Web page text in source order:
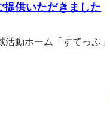
供いただきました
動ホーム「すてっぷ」